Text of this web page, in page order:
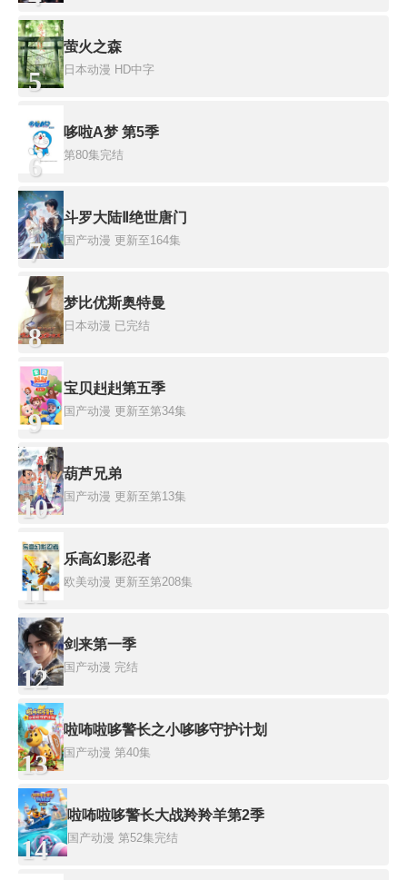
5
萤火之森
日本动漫 HD中字
6
哆啦A梦 第5季
第80集完结
7
斗罗大陆Ⅱ绝世唐门
国产动漫 更新至164集
8
梦比优斯奥特曼
日本动漫 已完结
9
宝贝赳赳第五季
国产动漫 更新至第34集
10
葫芦兄弟
国产动漫 更新至第13集
11
乐高幻影忍者
欧美动漫 更新至第208集
12
剑来第一季
国产动漫 完结
13
啦咘啦哆警长之小哆哆守护计划
国产动漫 第40集
14
啦咘啦哆警长大战羚羚羊第2季
国产动漫 第52集完结